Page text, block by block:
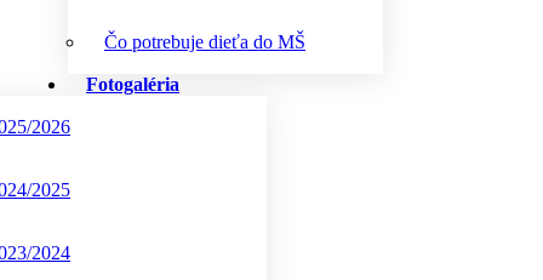
Čo potrebuje dieťa do MŠ
Fotogaléria
2026
2025
2024